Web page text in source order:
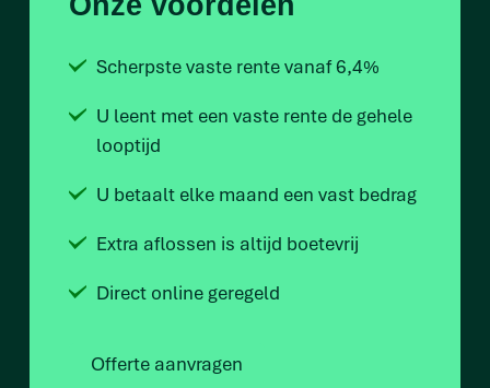
Scherpste vaste rente vanaf 6,4%
U leent met een vaste rente de gehele
looptijd
U betaalt elke maand een vast bedrag
Extra aflossen is altijd boetevrij
Direct online geregeld
Offerte aanvragen